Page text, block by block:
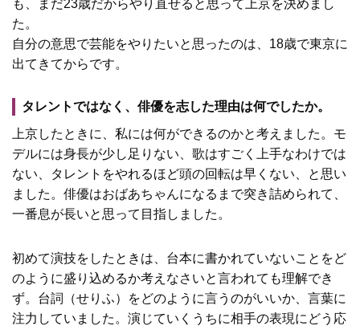
も、まだ23歳だからやり直せると思って上京を決めまし
た。
自分の意思で芸能をやりたいと思ったのは、18歳で東京に
出てきてからです。
タレントではなく、俳優を志した理由は何でしたか。
上京したときに、私には何ができるのかと考えました。モ
デルには身長が少し足りない、歌はすごく上手なわけでは
ない、タレントをやれるほど頭の回転は早くない、と思い
ました。俳優はおばあちゃんになるまで突き詰められて、
一番息が長いと思って目指しました。
初めて演技をしたときは、台本に書かれていないことをど
のように盛り込めるか考えなさいと言われても理解でき
ず。台詞（せりふ）をどのように言うのがいいか、言葉に
注力していました。演じていくうちに相手の表現にどう応